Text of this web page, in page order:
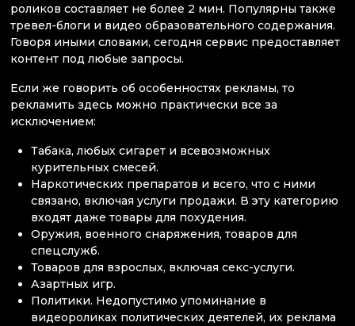
роликов составляет не более 2 мин. Популярны также
тревел-блоги и видео образовательного содержания.
Говоря иными словами, сегодня сервис предоставляет
контент под любые запросы.
Если же говорить об особенностях рекламы, то
рекламить здесь можно практически все за
исключением:
Табака, любых сигарет и всевозможных
курительных смесей.
Наркотических препаратов и всего, что с ними
связано, включая услуги продажи. В эту категорию
входят даже товары для похудения.
Оружия, военного снаряжения, товаров для
спецслужб.
Товаров для взрослых, включая секс-услуги.
Азартных игр.
Политики. Недопустимо упоминание в
видеороликах политических деятелей, их реклама